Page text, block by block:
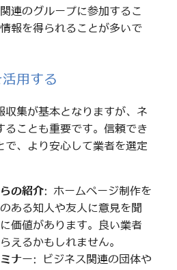
連のグループに参加するこ
報を得られることが多いで
用する
収集が基本となりますが、ネ
ることも重要です。信頼でき
で、より安心して業者を選定
の紹介: ホームページ制作を
ある知人や友人に意見を聞
価値があります。良い業者
えるかもしれません。
ナー: ビジネス関連の団体や